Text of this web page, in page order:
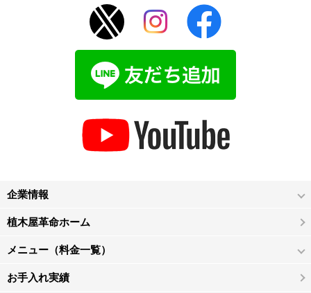
企業情報
植木屋革命ホーム
メニュー（料金一覧）
お手入れ実績